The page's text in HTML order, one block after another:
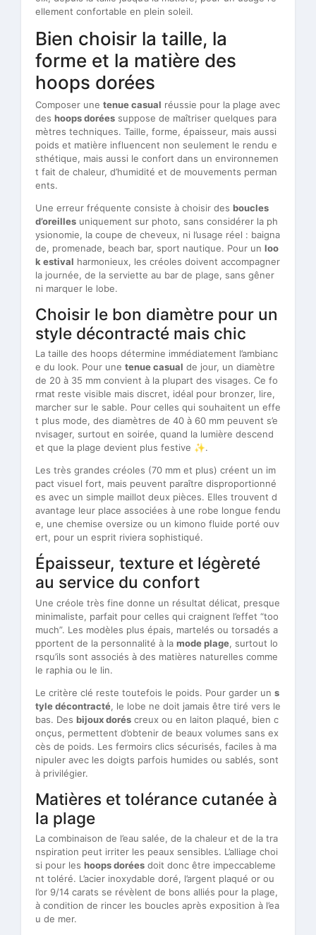
ellement confortable en plein soleil.
Bien choisir la taille, la
forme et la matière des
hoops dorées
Composer une tenue casual réussie pour la plage avec
des hoops dorées suppose de maîtriser quelques para
mètres techniques. Taille, forme, épaisseur, mais aussi
poids et matière influencent non seulement le rendu e
sthétique, mais aussi le confort dans un environnemen
t fait de chaleur, d’humidité et de mouvements perman
ents.
Une erreur fréquente consiste à choisir des boucles
d’oreilles uniquement sur photo, sans considérer la ph
ysionomie, la coupe de cheveux, ni l’usage réel : baigna
de, promenade, beach bar, sport nautique. Pour un loo
k estival harmonieux, les créoles doivent accompagner
la journée, de la serviette au bar de plage, sans gêner
ni marquer le lobe.
Choisir le bon diamètre pour un
style décontracté mais chic
La taille des hoops détermine immédiatement l’ambianc
e du look. Pour une tenue casual de jour, un diamètre
de 20 à 35 mm convient à la plupart des visages. Ce fo
rmat reste visible mais discret, idéal pour bronzer, lire,
marcher sur le sable. Pour celles qui souhaitent un effe
t plus mode, des diamètres de 40 à 60 mm peuvent s’e
nvisager, surtout en soirée, quand la lumière descend
et que la plage devient plus festive ✨.
Les très grandes créoles (70 mm et plus) créent un im
pact visuel fort, mais peuvent paraître disproportionné
es avec un simple maillot deux pièces. Elles trouvent d
avantage leur place associées à une robe longue fendu
e, une chemise oversize ou un kimono fluide porté ouv
ert, pour un esprit riviera sophistiqué.
Épaisseur, texture et légèreté
au service du confort
Une créole très fine donne un résultat délicat, presque
minimaliste, parfait pour celles qui craignent l’effet “too
much”. Les modèles plus épais, martelés ou torsadés a
pportent de la personnalité à la mode plage, surtout lo
rsqu’ils sont associés à des matières naturelles comme
le raphia ou le lin.
Le critère clé reste toutefois le poids. Pour garder un s
tyle décontracté, le lobe ne doit jamais être tiré vers le
bas. Des bijoux dorés creux ou en laiton plaqué, bien c
onçus, permettent d’obtenir de beaux volumes sans ex
cès de poids. Les fermoirs clics sécurisés, faciles à ma
nipuler avec les doigts parfois humides ou sablés, sont
à privilégier.
Matières et tolérance cutanée à
la plage
La combinaison de l’eau salée, de la chaleur et de la tra
nspiration peut irriter les peaux sensibles. L’alliage choi
si pour les hoops dorées doit donc être impeccableme
nt toléré. L’acier inoxydable doré, l’argent plaqué or ou
l’or 9/14 carats se révèlent de bons alliés pour la plage,
à condition de rincer les boucles après exposition à l’ea
u de mer.